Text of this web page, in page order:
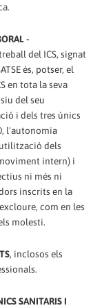
-
del ICS, signat
és, potser, el
en tota la seva
del seu
i dels tres únics
l'autonomia
dels
intern) i
ni més ni
inscrits en la
com en les
molesti.
, inclosos els
SANITARIS I